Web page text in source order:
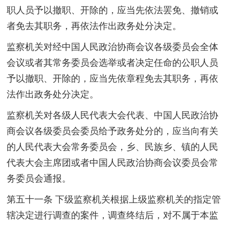
职人员予以撤职、开除的，应当先依法罢免、撤销或
者免去其职务，再依法作出政务处分决定。
监察机关对经中国人民政治协商会议各级委员会全体
会议或者其常务委员会选举或者决定任命的公职人员
予以撤职、开除的，应当先依章程免去其职务，再依
法作出政务处分决定。
监察机关对各级人民代表大会代表、中国人民政治协
商会议各级委员会委员给予政务处分的，应当向有关
的人民代表大会常务委员会，乡、民族乡、镇的人民
代表大会主席团或者中国人民政治协商会议委员会常
务委员会通报。
第五十一条 下级监察机关根据上级监察机关的指定管
辖决定进行调查的案件，调查终结后，对不属于本监